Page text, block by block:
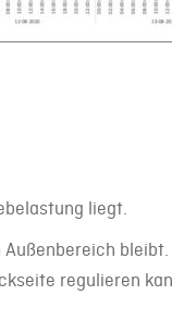
liegt.
regulieren